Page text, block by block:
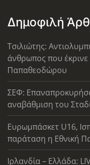
Δημοφιλή
Τσιλιώτης:
άνθρωπος που έκρινε
Παπαθεοδώρου
ΣΕΦ:
αναβάθμιση του
Ευρωμπάσκετ U16,
παράταση η Εθνική
Ιρλανδία – Ελλάδα: